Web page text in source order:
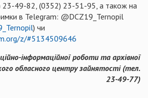
23-49-82, (0352) 23-51-95, а також на
в Telegram: @DCZ19_Ternopil
) чи
z/#5134509646
інформаційної роботи та архівної
обласного центру зайнятості (тел.
23-49-77)